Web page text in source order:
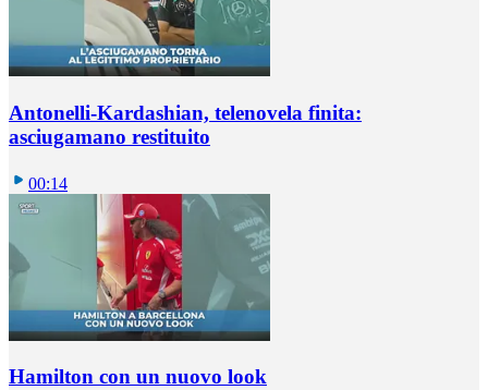
Antonelli-Kardashian, telenovela finita:
asciugamano restituito
00:14
Hamilton con un nuovo look